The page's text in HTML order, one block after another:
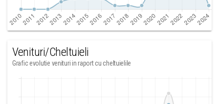
Venituri/Cheltuieli
Grafic evolutie venituri in raport cu cheltuielile